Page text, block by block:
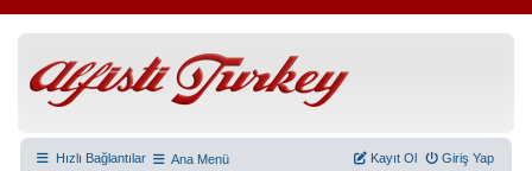
Hızlı Bağlantılar Ana Menü Giriş Yap
Kayıt Ol